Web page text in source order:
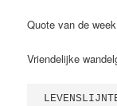
Quote van de
Vriendelijke